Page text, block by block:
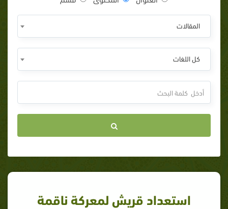
المقالات
كل اللغات
استعداد قريش لمعركة ناقمة‏